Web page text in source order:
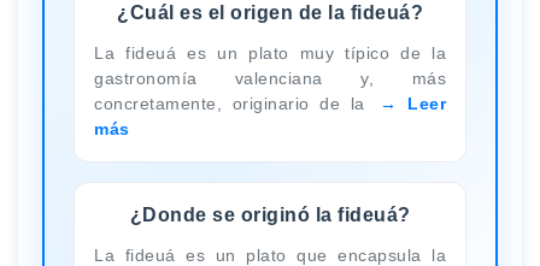
¿Cuál es el origen de la fideuá?
La fideuá es un plato muy típico de la
gastronomía valenciana y, más
concretamente, originario de la
Leer
más
¿Donde se originó la fideuá?
La fideuá es un plato que encapsula la